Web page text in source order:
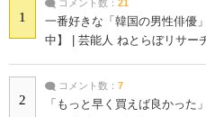
1
コメント数： 21
一番好きな「韓国の男性俳優
中】 | 芸能人 ねとらぼリサー
2
コメント数： 7
「もっと早く買えば良かっ